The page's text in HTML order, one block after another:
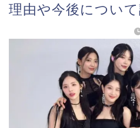
理由や今後につい